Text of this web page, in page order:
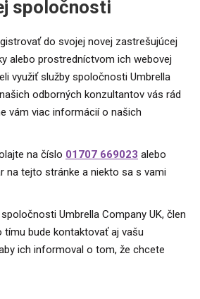
spoločnosti
do svojej novej zastrešujúcej
alebo prostredníctvom ich webovej
využiť služby spoločnosti Umbrella
odborných konzultantov vás rád
vám viac informácií o našich
na číslo 01707 669023 alebo
na tejto stránke a niekto sa s vami
Umbrella Company UK, člen
bude kontaktovať aj vašu
ich informoval o tom, že chcete